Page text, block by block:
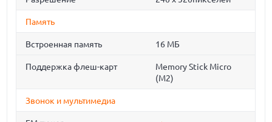
Память
Встроенная память 16 МБ
Поддержка флеш-карт
Memory Stick Micro
(M2)
Звонок и мультимедиа